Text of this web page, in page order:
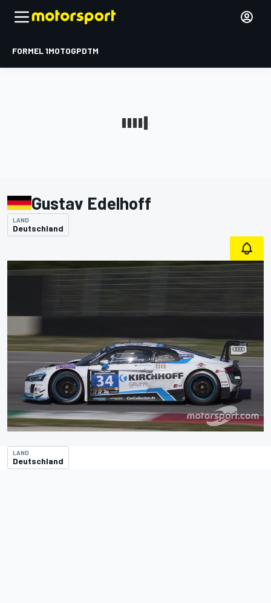
FORMEL 1MOTOGPDTM
Gustav Edelhoff
LAND
Deutschland
LAND
Deutschland